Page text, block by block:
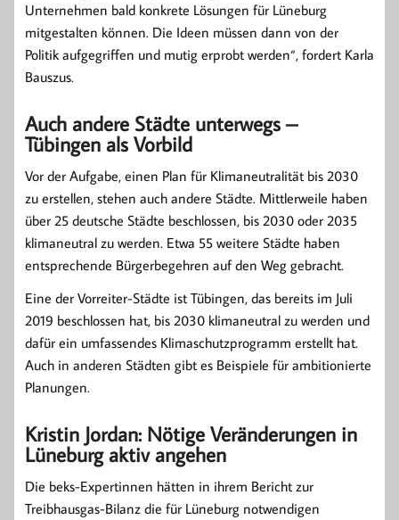
Unternehmen bald konkrete Lösungen für Lüneburg
mitgestalten können. Die Ideen müssen dann von der
Politik aufgegriffen und mutig erprobt werden“, fordert Karla
Bauszus.
Auch andere Städte unterwegs –
Tübingen als Vorbild
Vor der Aufgabe, einen Plan für Klimaneutralität bis 2030
zu erstellen, stehen auch andere Städte. Mittlerweile haben
über 25 deutsche Städte beschlossen, bis 2030 oder 2035
klimaneutral zu werden. Etwa 55 weitere Städte haben
entsprechende Bürgerbegehren auf den Weg gebracht.
Eine der Vorreiter-Städte ist Tübingen, das bereits im Juli
2019 beschlossen hat, bis 2030 klimaneutral zu werden und
dafür ein umfassendes Klimaschutzprogramm erstellt hat.
Auch in anderen Städten gibt es Beispiele für ambitionierte
Planungen.
Kristin Jordan: Nötige Veränderungen in
Lüneburg aktiv angehen
Die beks-Expertinnen hätten in ihrem Bericht zur
Treibhausgas-Bilanz die für Lüneburg notwendigen